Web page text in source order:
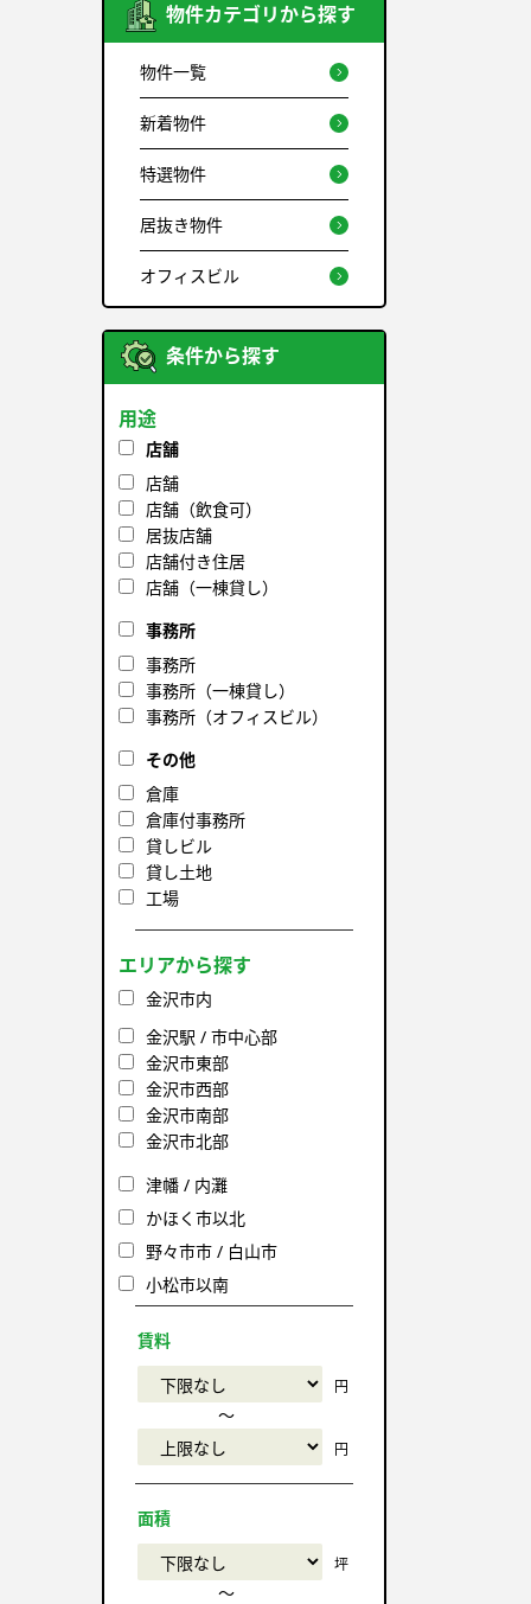
物件カテゴリから探す
物件一覧
新着物件
特選物件
居抜き物件
オフィスビル
条件から探す
用途
店舗
店舗
店舗（飲食可）
居抜店舗
店舗付き住居
店舗（一棟貸し）
事務所
事務所
事務所（一棟貸し）
事務所（オフィスビル）
その他
倉庫
倉庫付事務所
貸しビル
貸し土地
工場
エリアから探す
金沢市内
金沢駅 / 市中心部
金沢市東部
金沢市西部
金沢市南部
金沢市北部
津幡 / 内灘
かほく市以北
野々市市 / 白山市
小松市以南
賃料
円
〜
円
面積
坪
〜